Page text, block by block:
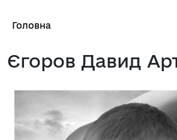
Рядок навіґації
Головна
Єгоров Давид